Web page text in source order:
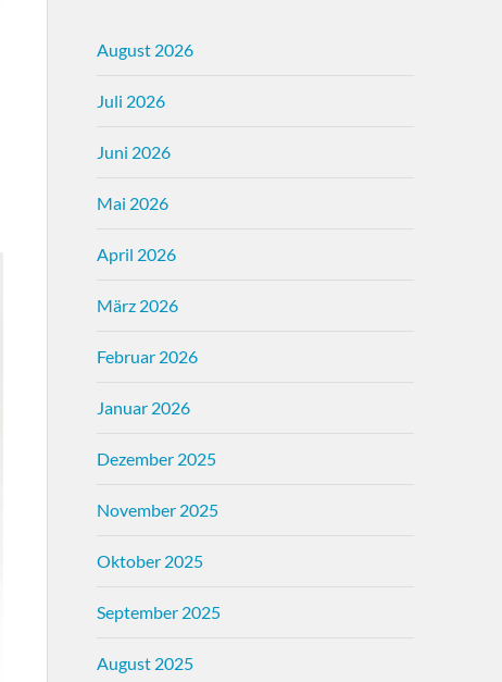
August 2026
Juli 2026
Juni 2026
Mai 2026
April 2026
März 2026
Februar 2026
Januar 2026
Dezember 2025
November 2025
Oktober 2025
September 2025
August 2025